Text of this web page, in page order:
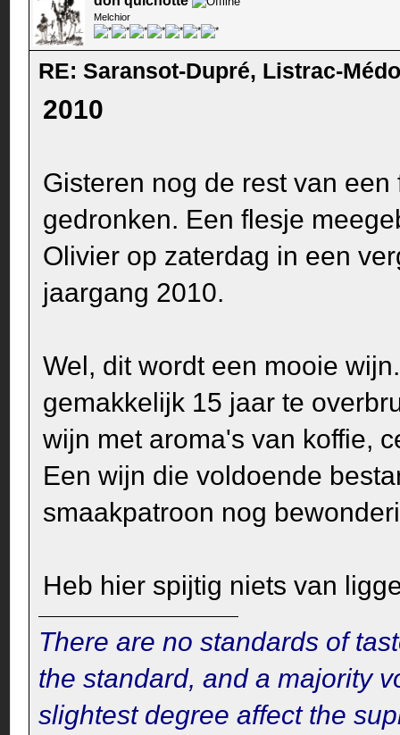
Melchior
RE: Saransot-Dupré, Listrac-
2010
Gisteren nog de rest van
gedronken. Een flesje
Olivier op zaterdag in een
jaargang 2010.
Wel, dit wordt een mooie
gemakkelijk 15 jaar te
wijn met aroma's van koffie,
Een wijn die voldoende
smaakpatroon nog
Heb hier spijtig niets van
There are no standards of
the standard, and a majority
slightest degree affect the